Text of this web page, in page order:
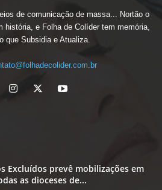
de comunicação de massa... Nortão o
história, e Folha de Colíder tem memória,
que Subsidia e Atualiza.
Excluídos prevê mobilizações em
as dioceses de...